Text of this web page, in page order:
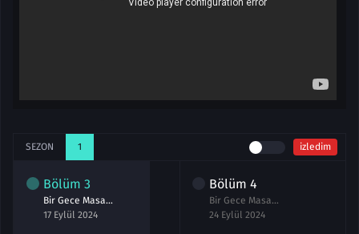
SEZON 1 izledim
Bölüm 3
Bir Gece Masalı 3.Bölüm izle Full
17 Eylül 2024
Bölüm 4
Bir Gece Masalı 4.Bölüm izle Full
24 Eylül 2024